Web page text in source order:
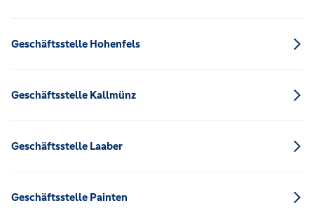
Geschäftsstelle Hohenfels
Geschäftsstelle Kallmünz
Geschäftsstelle Laaber
Geschäftsstelle Painten